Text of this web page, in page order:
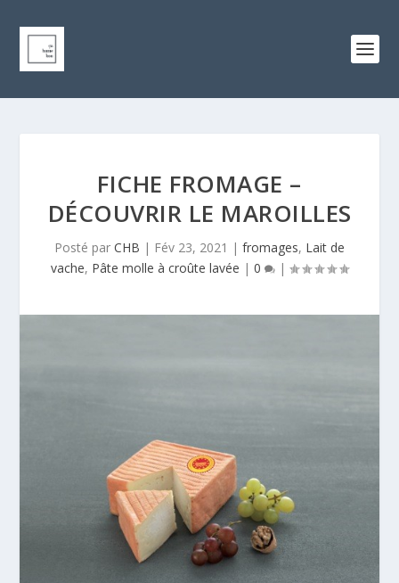
FICHE FROMAGE –
DÉCOUVRIR LE MAROILLES
Posté par CHB | Fév 23, 2021 | fromages, Lait de
vache, Pâte molle à croûte lavée | 0 |